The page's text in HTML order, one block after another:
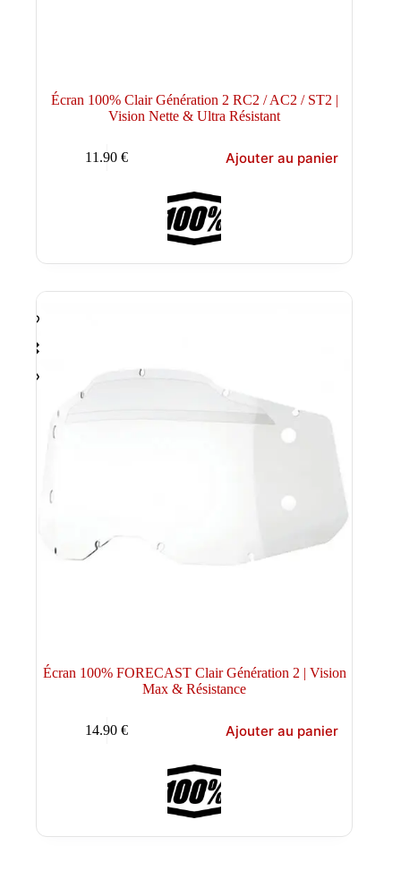
Écran 100% Clair Génération 2 RC2 / AC2 / ST2 |
Vision Nette & Ultra Résistant
11.90€ Ajouter au panier
Écran 100% FORECAST Clair Génération 2 | Vision
Max & Résistance
14.90€ Ajouter au panier